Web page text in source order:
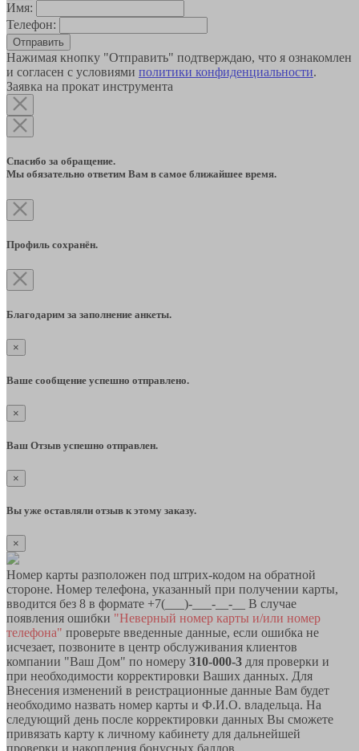
Имя:
Телефон:
Отправить
Нажимая кнопку "Отправить" подтверждаю, что я ознакомлен
и согласен с условиями политики конфиденциальности.
Заявка на прокат инструмента
Спасибо за обращение.
Мы обязательно ответим Вам в самое ближайшее время.
Профиль сохранён.
Благодарим за заполнение анкеты.
×
Ваше сообщение успешно отправлено.
×
Ваш Отзыв успешно отправлен.
×
Вы уже оставляли отзыв к этому заказу.
×
Номер карты разположен под штрих-кодом на обратной
стороне. Номер телефона, указанный при получении карты,
вводится без 8 в формате +7(___)-___-__-__ В случае
появления ошибки "Неверный номер карты и/или номер
телефона" проверьте введенные данные, если ошибка не
исчезает, позвоните в центр обслуживания клиентов
компании "Ваш Дом" по номеру 310-000-3 для проверки и
при необходимости корректировки Ваших данных. Для
Внесения изменений в реистрационные данные Вам будет
необходимо назвать номер карты и Ф.И.О. владельца. На
следующий день после корректировки данных Вы сможете
привязать карту к личному кабинету для дальнейшей